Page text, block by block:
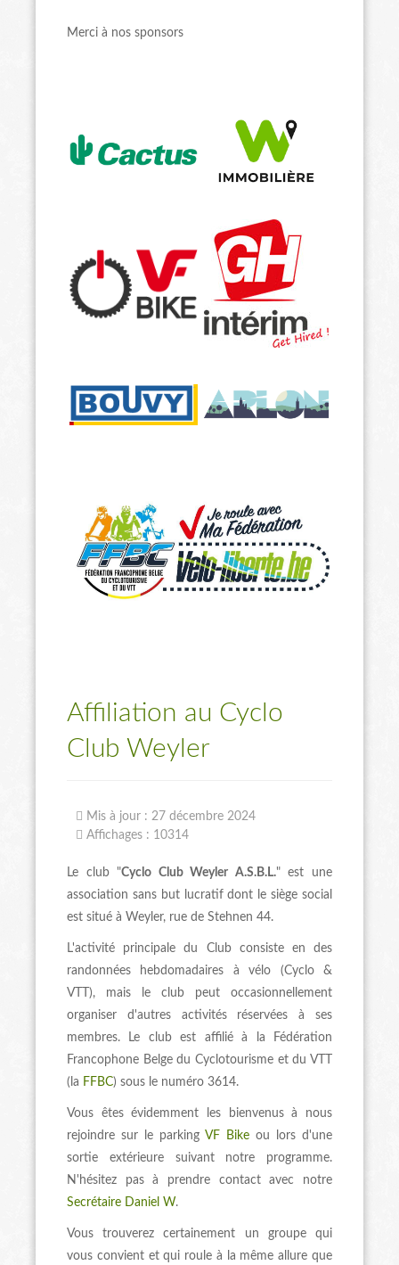
Merci à nos sponsors
Affiliation au Cyclo
Club Weyler
Mis à jour : 27 décembre 2024
Affichages : 10314
Le club "Cyclo Club Weyler A.S.B.L." est une
association sans but lucratif dont le siège social
est situé à Weyler, rue de Stehnen 44.
L'activité principale du Club consiste en des
randonnées hebdomadaires à vélo (Cyclo &
VTT), mais le club peut occasionnellement
organiser d'autres activités réservées à ses
membres. Le club est affilié à la Fédération
Francophone Belge du Cyclotourisme et du VTT
(la FFBC) sous le numéro 3614.
Vous êtes évidemment les bienvenus à nous
rejoindre sur le parking VF Bike ou lors d'une
sortie extérieure suivant notre programme.
N'hésitez pas à prendre contact avec notre
Secrétaire Daniel W.
Vous trouverez certainement un groupe qui
vous convient et qui roule à la même allure que